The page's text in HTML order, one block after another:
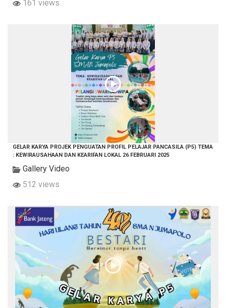
161 views
GELAR KARYA PROJEK PENGUATAN PROFIL PELAJAR PANCASILA (P5) TEMA
: KEWIRAUSAHAAN DAN KEARIFAN LOKAL 26 FEBRUARI 2025
Gallery Video
512 views